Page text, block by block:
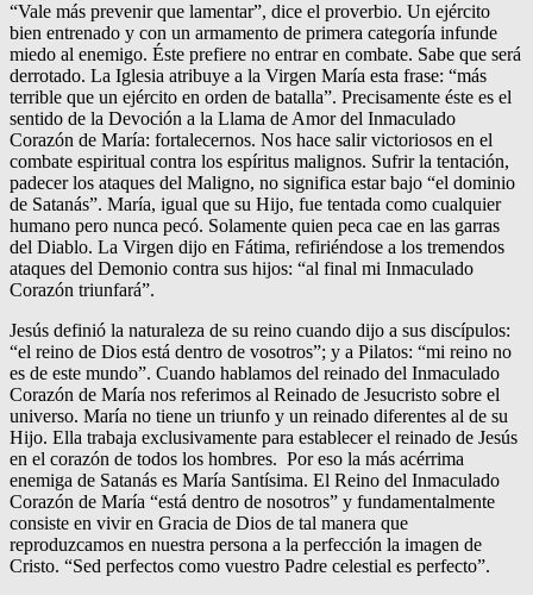
“Vale más prevenir que lamentar”, dice el proverbio. Un ejército
bien entrenado y con un armamento de primera categoría infunde
miedo al enemigo. Éste prefiere no entrar en combate. Sabe que será
derrotado. La Iglesia atribuye a la Virgen María esta frase: “más
terrible que un ejército en orden de batalla”. Precisamente éste es el
sentido de la Devoción a la Llama de Amor del Inmaculado
Corazón de María: fortalecernos. Nos hace salir victoriosos en el
combate espiritual contra los espíritus malignos. Sufrir la tentación,
padecer los ataques del Maligno, no significa estar bajo “el dominio
de Satanás”. María, igual que su Hijo, fue tentada como cualquier
humano pero nunca pecó. Solamente quien peca cae en las garras
del Diablo. La Virgen dijo en Fátima, refiriéndose a los tremendos
ataques del Demonio contra sus hijos: “al final mi Inmaculado
Corazón triunfará”.
Jesús definió la naturaleza de su reino cuando dijo a sus discípulos:
“el reino de Dios está dentro de vosotros”; y a Pilatos: “mi reino no
es de este mundo”. Cuando hablamos del reinado del Inmaculado
Corazón de María nos referimos al Reinado de Jesucristo sobre el
universo. María no tiene un triunfo y un reinado diferentes al de su
Hijo. Ella trabaja exclusivamente para establecer el reinado de Jesús
en el corazón de todos los hombres. Por eso la más acérrima
enemiga de Satanás es María Santísima. El Reino del Inmaculado
Corazón de María “está dentro de nosotros” y fundamentalmente
consiste en vivir en Gracia de Dios de tal manera que
reproduzcamos en nuestra persona a la perfección la imagen de
Cristo. “Sed perfectos como vuestro Padre celestial es perfecto”.